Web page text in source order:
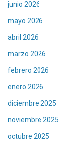
junio 2026
mayo 2026
abril 2026
marzo 2026
febrero 2026
enero 2026
diciembre 2025
noviembre 2025
octubre 2025